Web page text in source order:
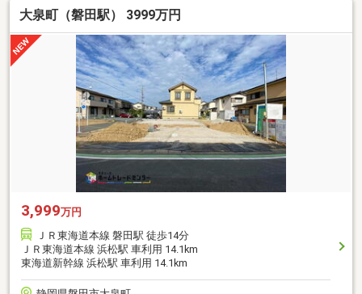
大泉町（磐田駅） 3999万円
3,999万円
ＪＲ東海道本線 磐田駅 徒歩14分
ＪＲ東海道本線 浜松駅 車利用 14.1km
東海道新幹線 浜松駅 車利用 14.1km